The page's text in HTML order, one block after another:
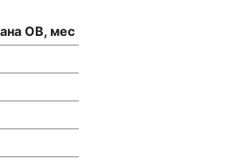
ОВ, мес